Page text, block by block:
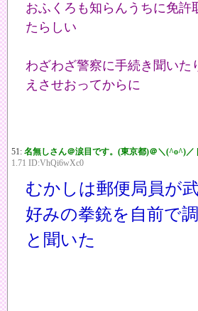
おふくろも知らんうちに免許
たらしい
わざわざ警察に手続き聞いた
えさせおってからに
51: 名無しさん＠涙目です。(東京都)＠＼(^o^)／
1.71 ID:VhQi6wXc0
むかしは郵便局員が
好みの拳銃を自前で
と聞いた